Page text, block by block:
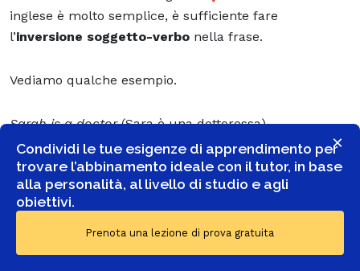
×
Condividi le tue esigenze di apprendimento per
trovare l’abbinamento ideale con il tutor, in base
alla personalità, al livello di studio e agli
obiettivi.
Prenota una lezione di prova gratuita
inglese è molto semplice, è sufficiente fare
l’inversione soggetto-verbo nella frase.
Vediamo qualche esempio.
Sarah is a doctor(Sara è una dottoressa)
Alla forma interrogativa diventa:
Is Saraha doctor?(Sara è una dottoressa?)
They are athletes(loro sono degli atleti)